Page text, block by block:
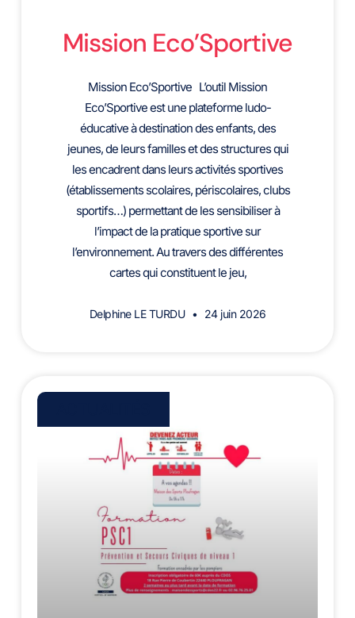
Mission Eco’Sportive
Mission Eco’Sportive L’outil Mission
Eco’Sportive est une plateforme ludo-
éducative à destination des enfants, des
jeunes, de leurs familles et des structures qui
les encadrent dans leurs activités sportives
(établissements scolaires, périscolaires, clubs
sportifs…) permettant de les sensibiliser à
l’impact de la pratique sportive sur
l’environnement. Au travers des différentes
cartes qui constituent le jeu,
Delphine LE TURDU 24 juin 2026